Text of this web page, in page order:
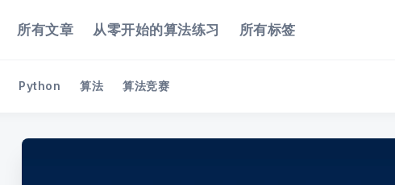
所有文章 从零开始的算法练习 所有标签
Python 算法 算法竞赛